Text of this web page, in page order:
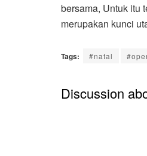
bersama, Untuk itu
merupakan kunci
Tags: #natal
Discussion